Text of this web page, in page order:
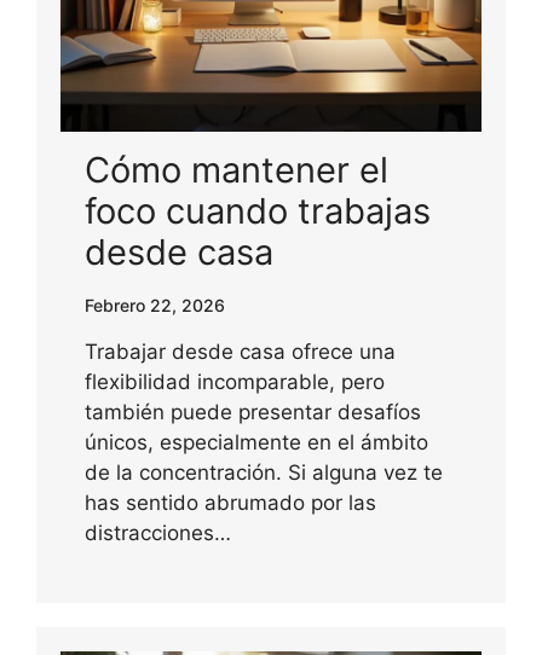
Cómo mantener el
foco cuando trabajas
desde casa
Febrero 22, 2026
Trabajar desde casa ofrece una
flexibilidad incomparable, pero
también puede presentar desafíos
únicos, especialmente en el ámbito
de la concentración. Si alguna vez te
has sentido abrumado por las
distracciones…